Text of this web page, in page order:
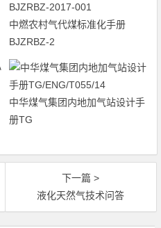
中燃农村气代煤标准化手册
BJZRBZ-2
中华煤气集团内地加气站设计手
册TG
下一篇 >
液化天然气技术问答